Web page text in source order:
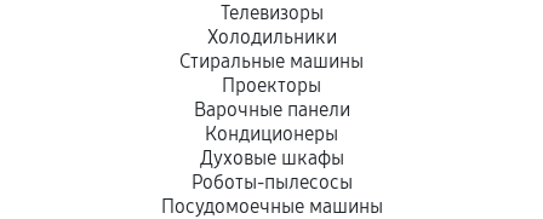
Телевизоры
Холодильники
Стиральные машины
Проекторы
Варочные панели
Кондиционеры
Духовые шкафы
Роботы-пылесосы
Посудомоечные машины